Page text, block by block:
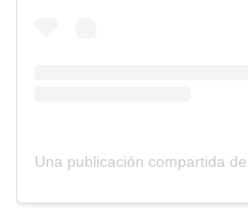
Una publicación compartida